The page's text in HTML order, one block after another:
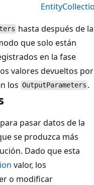
hasta después de la
que solo están
en la fase
valores devueltos por
los OutputParameters .
pasar datos de la
se produzca más
Dado que esta
valor, los
o modificar